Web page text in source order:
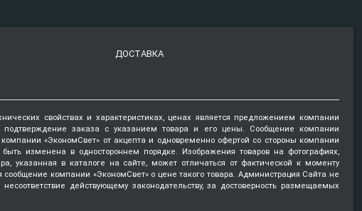
ДОСТАВКА
свойствах и характеристиках, ценах является предложением компании
подтверждение заказа с указанием товара и его цены. Сообщение компании
«ЭкономСвет» от акцепта и одновременно офертой со стороны компании
изменена в одностороннем порядке. Изображения товаров на фотографиях,
указанная в каталоге на сайте, может отличаться от фактической к моменту
компании «ЭкономСвет» о цене такого товара. Администрация Сайта не
действующему законодательству, за достоверность размещаемых